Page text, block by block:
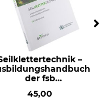
–
der fsb
45,00